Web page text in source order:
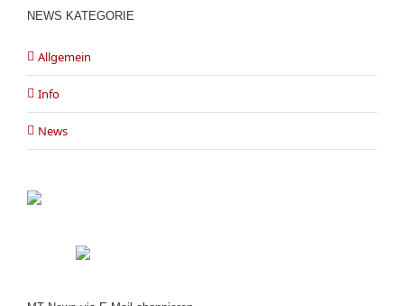
NEWS KATEGORIE
Allgemein
Info
News